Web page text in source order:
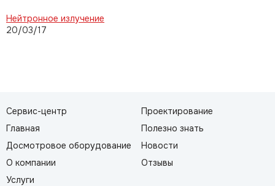
Нейтронное излучение
20/03/17
Сервис-центр
Главная
Досмотровое оборудование
О компании
Услуги
Проектирование
Полезно знать
Новости
Отзывы